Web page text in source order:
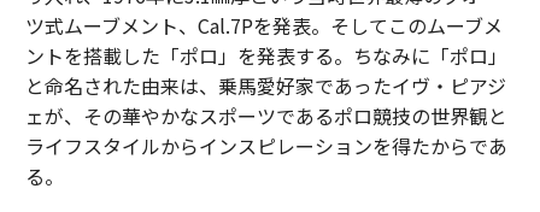
ツ式ムーブメント、Cal.7Pを発表。そしてこのムーブメ
ントを搭載した「ポロ」を発表する。ちなみに「ポロ」
と命名された由来は、乗馬愛好家であったイヴ・ピアジ
ェが、その華やかなスポーツであるポロ競技の世界観と
ライフスタイルからインスピレーションを得たからであ
る。